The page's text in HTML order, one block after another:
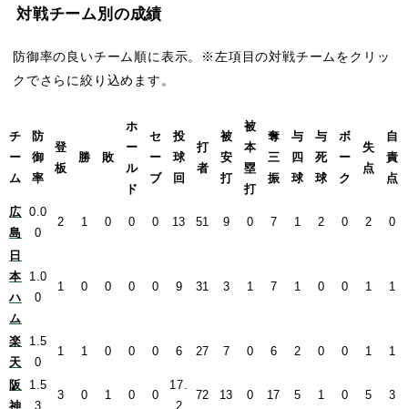
対戦チーム別の成績
防御率の良いチーム順に表示。※左項目の対戦チームをクリッ
クでさらに絞り込めます。
チ
ー
ム
防
御
率
登
板
勝 敗
ホ
ー
ル
ド
セ
ー
ブ
投
球
回
打
者
被
安
打
被
本
塁
打
奪
三
振
与
四
球
与
死
球
ボ
ー
ク
失
点
自
責
点
広
島
0.0
0
2 1 0 0 0 13 51 9 0 7 1 2 0 2 0
日
本
ハ
ム
1.0
0
1 0 0 0 0 9 31 3 1 7 1 0 0 1 1
楽
天
1.5
0
1 1 0 0 0 6 27 7 0 6 2 0 0 1 1
阪
神
1.5
3
3 0 1 0 0
17.
2
72 13 0 17 5 1 0 5 3